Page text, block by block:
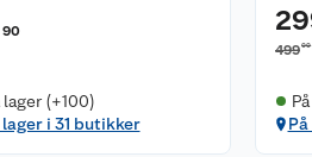
90
lager (+100)
lager i 31 butikker
49900